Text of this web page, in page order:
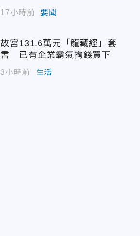
震撼出手
17小時前 要聞
故宮131.6萬元「龍藏經」套
書 已有企業霸氣掏錢買下
3小時前 生活